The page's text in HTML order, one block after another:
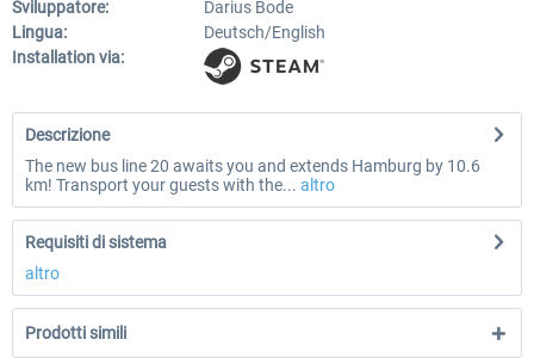
Sviluppatore:
Darius Bode
Lingua:
Deutsch/English
Installation via:
Descrizione
The new bus line 20 awaits you and extends Hamburg by 10.6
km! Transport your guests with the... altro
Requisiti di sistema
altro
Prodotti simili